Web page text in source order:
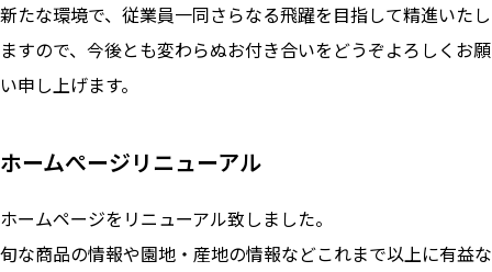
新たな環境で、従業員一同さらなる飛躍を目指して精進いたし
ますので、今後とも変わらぬお付き合いをどうぞよろしくお願
い申し上げます。
ホームぺージリニューアル
ホームページをリニューアル致しました。
旬な商品の情報や園地・産地の情報などこれまで以上に有益な